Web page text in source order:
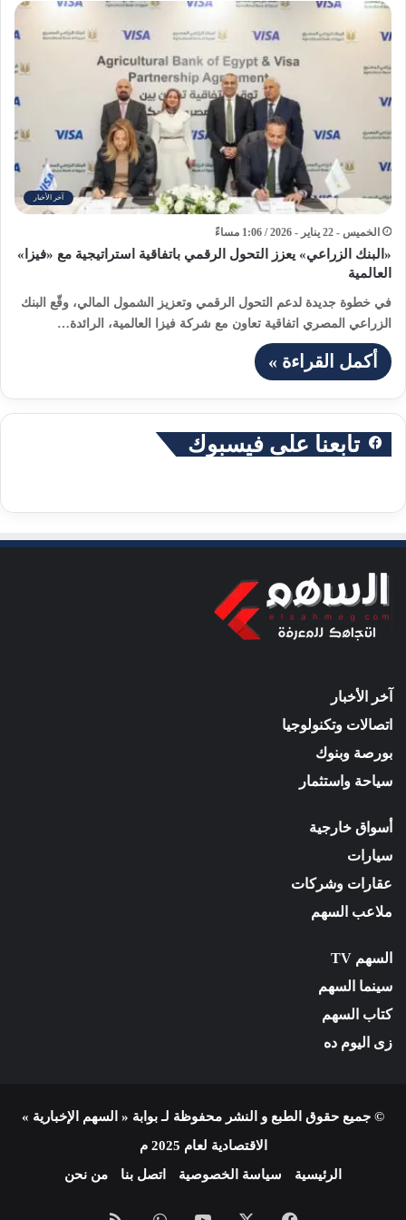
آخر الأخبار
الخميس - 22 يناير - 2026 / 1:06 مساءً
«البنك الزراعي» يعزز التحول الرقمي باتفاقية استراتيجية مع «فيزا»
العالمية
في خطوة جديدة لدعم التحول الرقمي وتعزيز الشمول المالي، وقّع البنك
الزراعي المصري اتفاقية تعاون مع شركة فيزا العالمية، الرائدة…
أكمل القراءة »
تابعنا على فيسبوك
آخر الأخبار
اتصالات وتكنولوجيا
بورصة وبنوك
سياحة واستثمار
أسواق خارجية
سيارات
عقارات وشركات
ملاعب السهم
السهم TV
سينما السهم
كتاب السهم
زى اليوم ده
© جميع حقوق الطبع و النشر محفوظة لـ بوابة « السهم الإخبارية »
الاقتصادية لعام 2025 م
الرئيسية
سياسة الخصوصية اتصل بنا من نحن